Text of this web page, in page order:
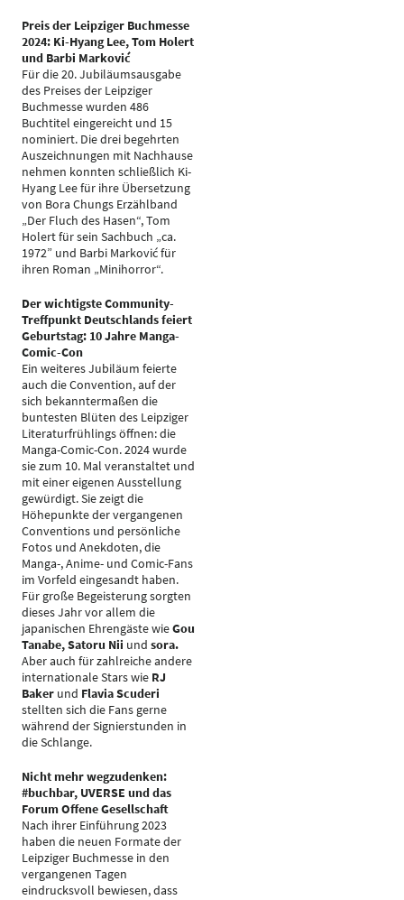
Preis der Leipziger Buchmesse
2024: Ki-Hyang Lee, Tom Holert
und Barbi Marković
Für die 20. Jubiläumsausgabe
des Preises der Leipziger
Buchmesse wurden 486
Buchtitel eingereicht und 15
nominiert. Die drei begehrten
Auszeichnungen mit Nachhause
nehmen konnten schließlich Ki-
Hyang Lee für ihre Übersetzung
von Bora Chungs Erzählband
„Der Fluch des Hasen“, Tom
Holert für sein Sachbuch „ca.
1972” und Barbi Marković für
ihren Roman „Minihorror“.
Der wichtigste Community-
Treffpunkt Deutschlands feiert
Geburtstag: 10 Jahre Manga-
Comic-Con
Ein weiteres Jubiläum feierte
auch die Convention, auf der
sich bekanntermaßen die
buntesten Blüten des Leipziger
Literaturfrühlings öffnen: die
Manga-Comic-Con. 2024 wurde
sie zum 10. Mal veranstaltet und
mit einer eigenen Ausstellung
gewürdigt. Sie zeigt die
Höhepunkte der vergangenen
Conventions und persönliche
Fotos und Anekdoten, die
Manga-, Anime- und Comic-Fans
im Vorfeld eingesandt haben.
Für große Begeisterung sorgten
dieses Jahr vor allem die
japanischen Ehrengäste wieGou
Tanabe, Satoru Nii und sora.
Aber auch für zahlreiche andere
internationale Stars wie RJ
Baker und Flavia Scuderi
stellten sich die Fans gerne
während der Signierstunden in
die Schlange.
Nicht mehr wegzudenken:
#buchbar, UVERSE und das
Forum Offene Gesellschaft
Nach ihrer Einführung 2023
haben die neuen Formate der
Leipziger Buchmesse in den
vergangenen Tagen
eindrucksvoll bewiesen, dass